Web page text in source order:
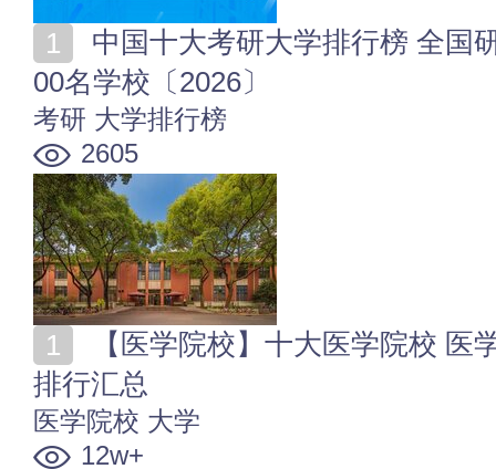
00名学校〔2026〕
考研 大学排行榜
2605
排行汇总
医学院校 大学
12w+